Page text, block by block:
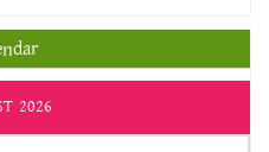
2026